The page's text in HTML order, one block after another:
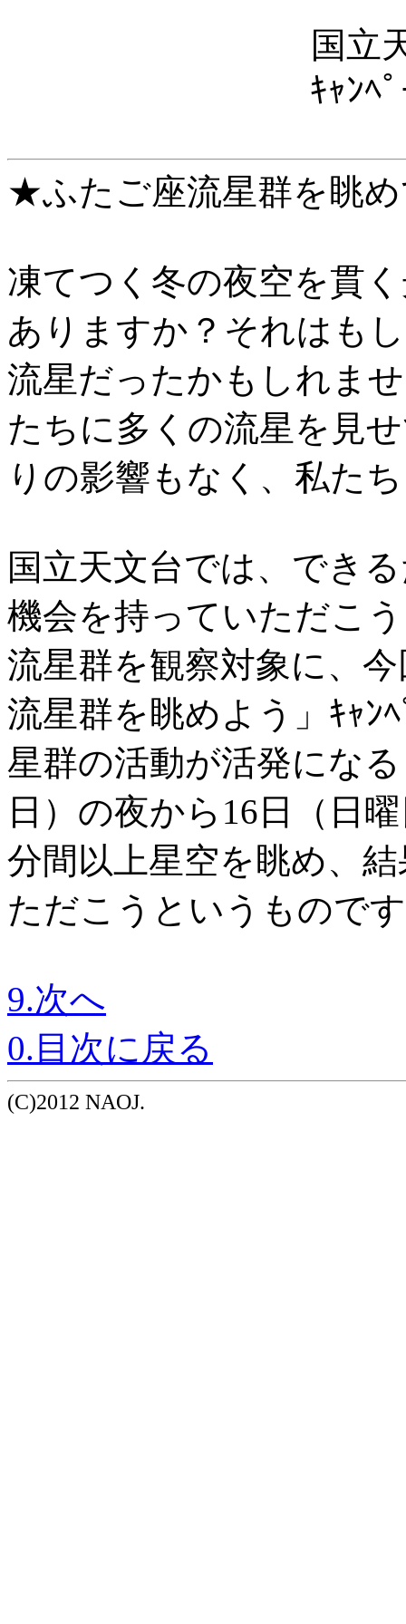
国立
ｷｬﾝﾍ
★ふたご座流星群を眺
凍てつく冬の夜空を貫
ありますか？それはも
流星だったかもしれま
たちに多くの流星を見
りの影響もなく、私た
国立天文台では、でき
機会を持っていただこ
流星群を観察対象に、
流星群を眺めよう」ｷｬﾝ
星群の活動が活発にな
日）の夜から16日（日
分間以上星空を眺め、
ただこうというもので
9.次へ
0.目次に戻る
(C)2012 NAOJ.